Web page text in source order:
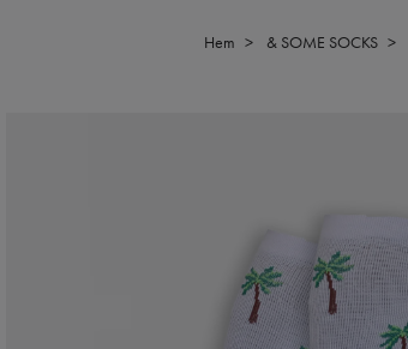
Hem & SOME SOCKS